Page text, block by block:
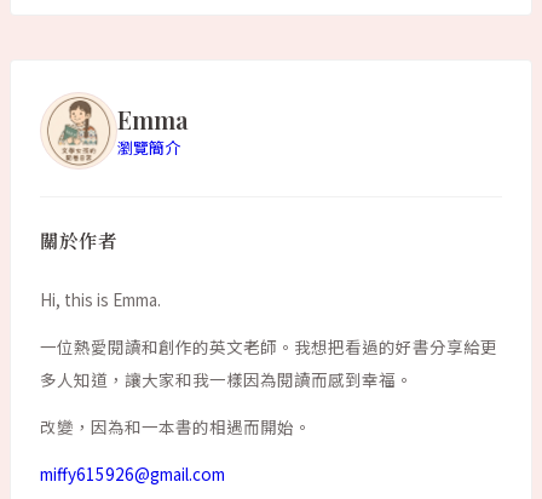
Emma
瀏覽簡介
關於作者
Hi, this is Emma.
一位熱愛閱讀和創作的英文老師。我想把看過的好書分享給更
多人知道，讓大家和我一樣因為閱讀而感到幸福。
改變，因為和一本書的相遇而開始。
miffy615926@gmail.com